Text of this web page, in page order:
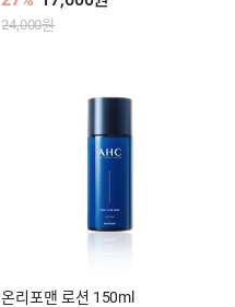
24,000원
온리포맨 로션 150ml